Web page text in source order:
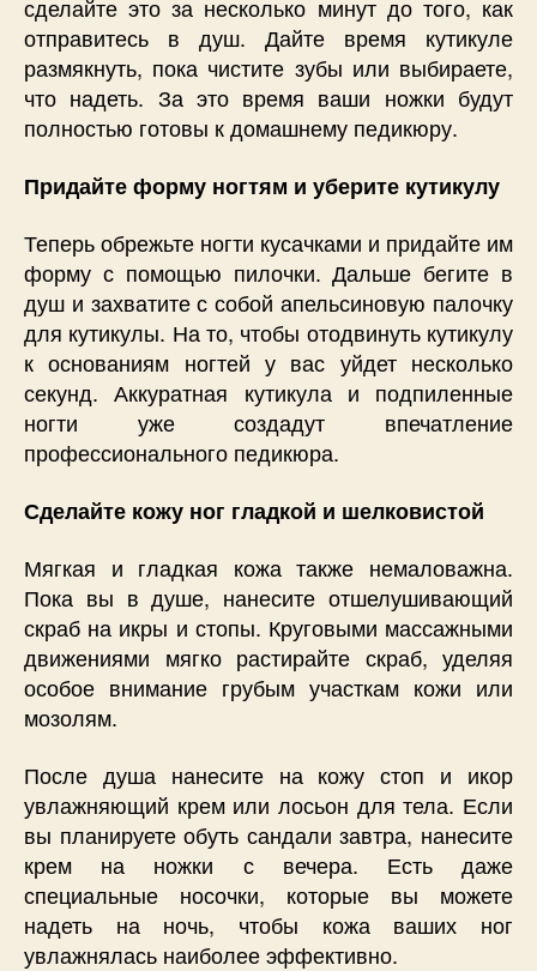
сделайте это за несколько минут до того, как
отправитесь в душ. Дайте время кутикуле
размякнуть, пока чистите зубы или выбираете,
что надеть. За это время ваши ножки будут
полностью готовы к домашнему педикюру.
Придайте форму ногтям и уберите кутикулу
Теперь обрежьте ногти кусачками и придайте им
форму с помощью пилочки. Дальше бегите в
душ и захватите с собой апельсиновую палочку
для кутикулы. На то, чтобы отодвинуть кутикулу
к основаниям ногтей у вас уйдет несколько
секунд. Аккуратная кутикула и подпиленные
ногти уже создадут впечатление
профессионального педикюра.
Сделайте кожу ног гладкой и шелковистой
Мягкая и гладкая кожа также немаловажна.
Пока вы в душе, нанесите отшелушивающий
скраб на икры и стопы. Круговыми массажными
движениями мягко растирайте скраб, уделяя
особое внимание грубым участкам кожи или
мозолям.
После душа нанесите на кожу стоп и икор
увлажняющий крем или лосьон для тела. Если
вы планируете обуть сандали завтра, нанесите
крем на ножки с вечера. Есть даже
специальные носочки, которые вы можете
надеть на ночь, чтобы кожа ваших ног
увлажнялась наиболее эффективно.